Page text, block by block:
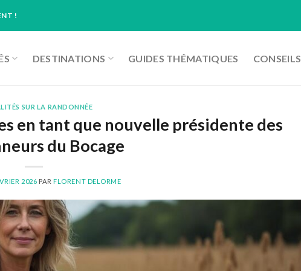
!
DESTINATIONS GUIDES THÉMATIQUES
SUR LA RANDONNÉE
en tant que nouvelle présidente des
du Bocage
2026 PARFLORENT DELORME